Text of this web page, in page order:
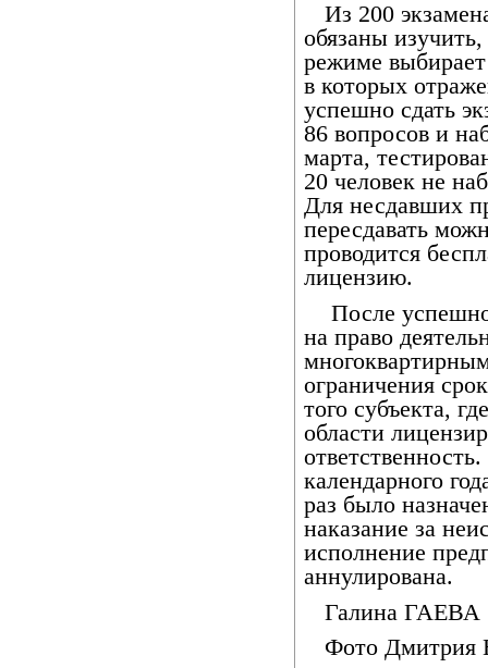
Из 200
обязаны
режиме
в которых
успешно сдать
86 вопросов и
марта,
20 человек не
Для несдавших
пересдавать
проводится
лицензию.
После
на право
ограничения
того субъекта,
области
календарного
раз было
наказание за
исполнение
аннулирована.
Галина ГАЕВА
Фото